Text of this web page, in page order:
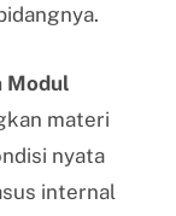
Modul
materi
nyata
internal